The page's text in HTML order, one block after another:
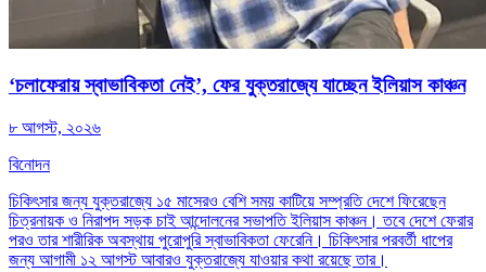
‘চলাফেরায় স্বাভাবিকতা নেই’, ফের যুক্তরাজ্যে যাচ্ছেন ইলিয়াস কাঞ্চন
৮ আগস্ট, ২০২৬
বিনোদন
চিকিৎসার জন্য যুক্তরাজ্যে ১৫ মাসেরও বেশি সময় কাটিয়ে সম্প্রতি দেশে ফিরেছেন
চিত্রনায়ক ও নিরাপদ সড়ক চাই আন্দোলনের সভাপতি ইলিয়াস কাঞ্চন। তবে দেশে ফেরার
পরও তার শারীরিক অবস্থায় পুরোপুরি স্বাভাবিকতা ফেরেনি। চিকিৎসার পরবর্তী ধাপের
জন্য আগামী ১২ আগস্ট আবারও যুক্তরাজ্যে যাওয়ার কথা রয়েছে তার।